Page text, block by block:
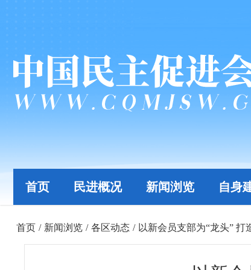
首页 民进概况 新闻浏览 自身
首页 / 新闻浏览 / 各区动态 / 以新会员支部为“龙头” 打